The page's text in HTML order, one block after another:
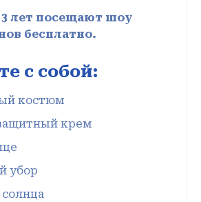
лет посещают шоу
бесплатно.
с собой:
костюм
крем
убор